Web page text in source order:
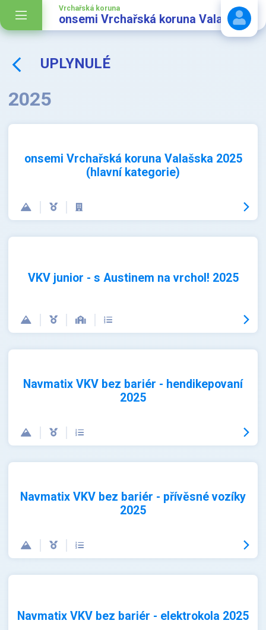
Vrchařská koruna
onsemi Vrchařská koruna Valašska
UPLYNULÉ
2025
onsemi Vrchařská koruna Valašska 2025
(hlavní kategorie)
VKV junior - s Austinem na vrchol! 2025
Navmatix VKV bez bariér - hendikepovaní
2025
Navmatix VKV bez bariér - přívěsné vozíky
2025
Navmatix VKV bez bariér - elektrokola 2025